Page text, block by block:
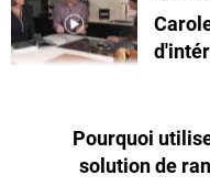
Pourquoi
solution de